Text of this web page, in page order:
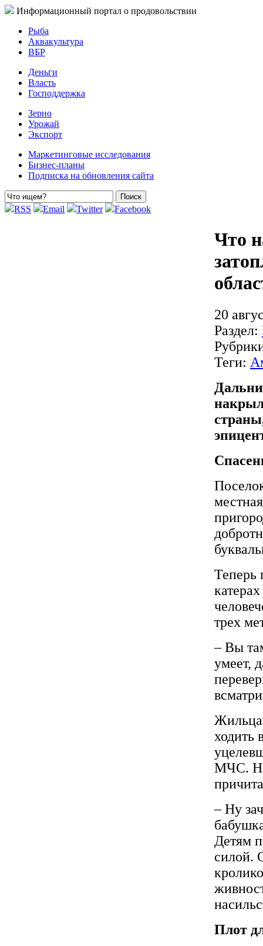
Информационный портал о продовольствии
Рыба
Аквакультура
ВБР
Деньги
Власть
Господдержка
Зерно
Урожай
Экспорт
Маркетинговые исследования
Бизнес-планы
Подписка на обновления сайта
RSS Email Twitter Facebook
Что
20
Раздел:
Теги:
Теперь
трех
– Вы
умеет,
ходить
МЧС. На
– Ну
Детям
силой.
Плот